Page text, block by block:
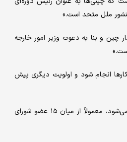
ملل متحد است.»
چین و بنا به دعوت وزیر امور خارجه
انجام شود و اولویت دیگری پیش
وی درباره ابتکار چین برای برگزاری این نشست نیز گفت: «هر کشوری که رئیس دوره‌ای شورای امنیت می‌شود، معمولاً از میان ۱۵ عضو شورای